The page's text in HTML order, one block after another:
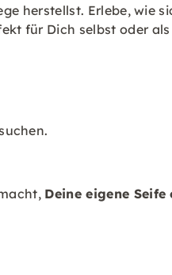
herstellst. Erlebe, wie
für Dich selbst oder
Deine eigene